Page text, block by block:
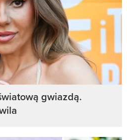
gwiazdą.